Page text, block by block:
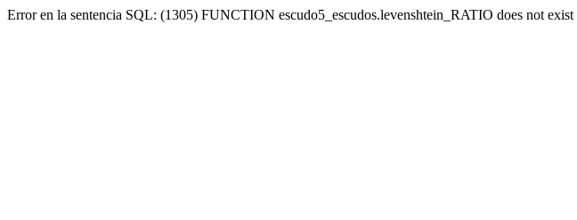
Error en la sentencia SQL: (1305) FUNCTION escudo5_escudos.levenshtein_RATIO does not exist